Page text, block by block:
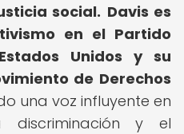
social. Davis es
en el Partido
Unidos y su
de Derechos
una voz influyente en
y el